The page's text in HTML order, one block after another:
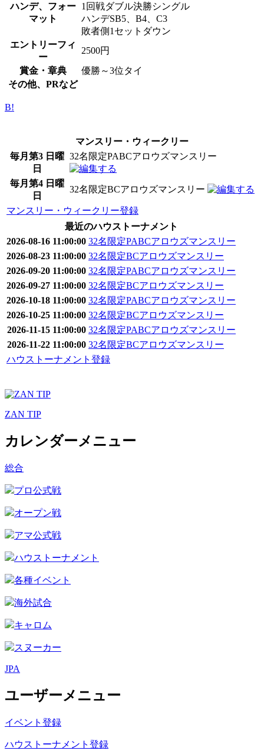
ハンデ、フォー
マット
1回戦ダブル決勝シングル
ハンデSB5、B4、C3
敗者側1セットダウン
エントリーフィ
ー
2500円
賞金・章典
優勝～3位タイ
その他、PRなど
B!
マンスリー・ウィークリー
毎月第3 日曜
日
32名限定PABCアロウズマンスリー
毎月第4 日曜
日
32名限定BCアロウズマンスリー
マンスリー・ウィークリー登録
最近のハウストーナメント
2026-08-16 11:00:00 32名限定PABCアロウズマンスリー
2026-08-23 11:00:00 32名限定BCアロウズマンスリー
2026-09-20 11:00:00 32名限定PABCアロウズマンスリー
2026-09-27 11:00:00 32名限定BCアロウズマンスリー
2026-10-18 11:00:00 32名限定PABCアロウズマンスリー
2026-10-25 11:00:00 32名限定BCアロウズマンスリー
2026-11-15 11:00:00 32名限定PABCアロウズマンスリー
2026-11-22 11:00:00 32名限定BCアロウズマンスリー
ハウストーナメント登録
ZAN TIP
カレンダーメニュー
総合
プロ公式戦
オープン戦
アマ公式戦
ハウストーナメント
各種イベント
海外試合
キャロム
スヌーカー
JPA
ユーザーメニュー
イベント登録
ハウストーナメント登録